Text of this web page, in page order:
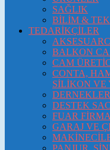
SAĞLIK
BİLİM &
TEDARİKÇİLER
BALKON
CAM
CONTA,
SİLİKON VE
DERNEKLER
DESTEK
FUAR
GARAJ VE
PANJUR,